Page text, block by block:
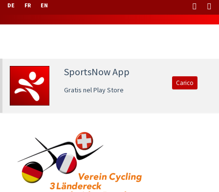
DE FR EN
SportsNow App
Gratis nel Play Store
Carico